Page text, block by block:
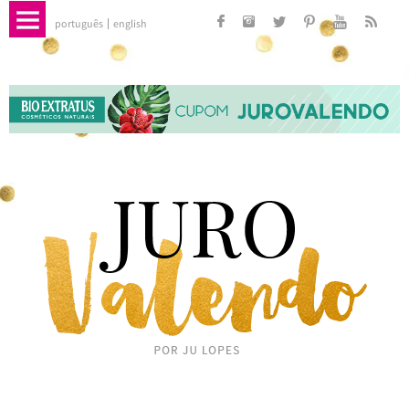
português english